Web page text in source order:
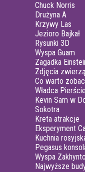
Chuck Norris
Drużyna A
Krzywy Las
Jezioro Bajkał
Rysunki 3D
Wyspa Guam
Zagadka
Zdjęcia
Co warto
Władca
Kevin Sam w
Sokotra
Kreta atrakcje
Eksperyment
Kuchnia
Pegasus
Wyspa
Najwyższe